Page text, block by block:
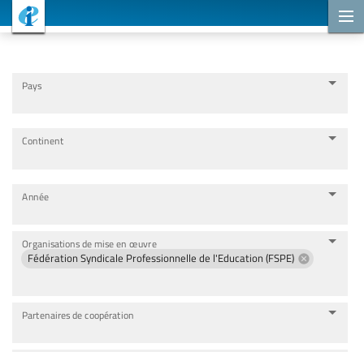
Pays
Continent
Année
Organisations de mise en œuvre
Fédération Syndicale Professionnelle de l'Education (FSPE)
Partenaires de coopération